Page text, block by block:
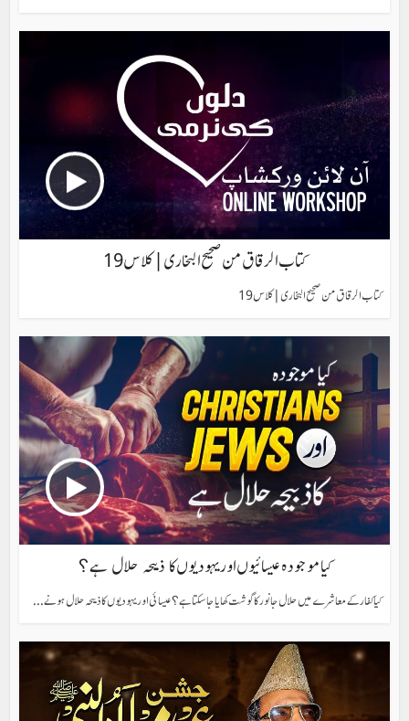
کتاب الرقاق من صحیح البخاری| کلاس 19
کتاب الرقاق من صحیح البخاری| کلاس 19
کیا موجودہ عیسائیوں اور یہودیوں کا ذبیحہ حلال ہے؟
کیا کفار کے معاشرے میں حلال جانور کا گوشت کھایا جا سکتا ہے؟ عیسائی اور یہودیوں کا ذبیحہ حلال ہونے...